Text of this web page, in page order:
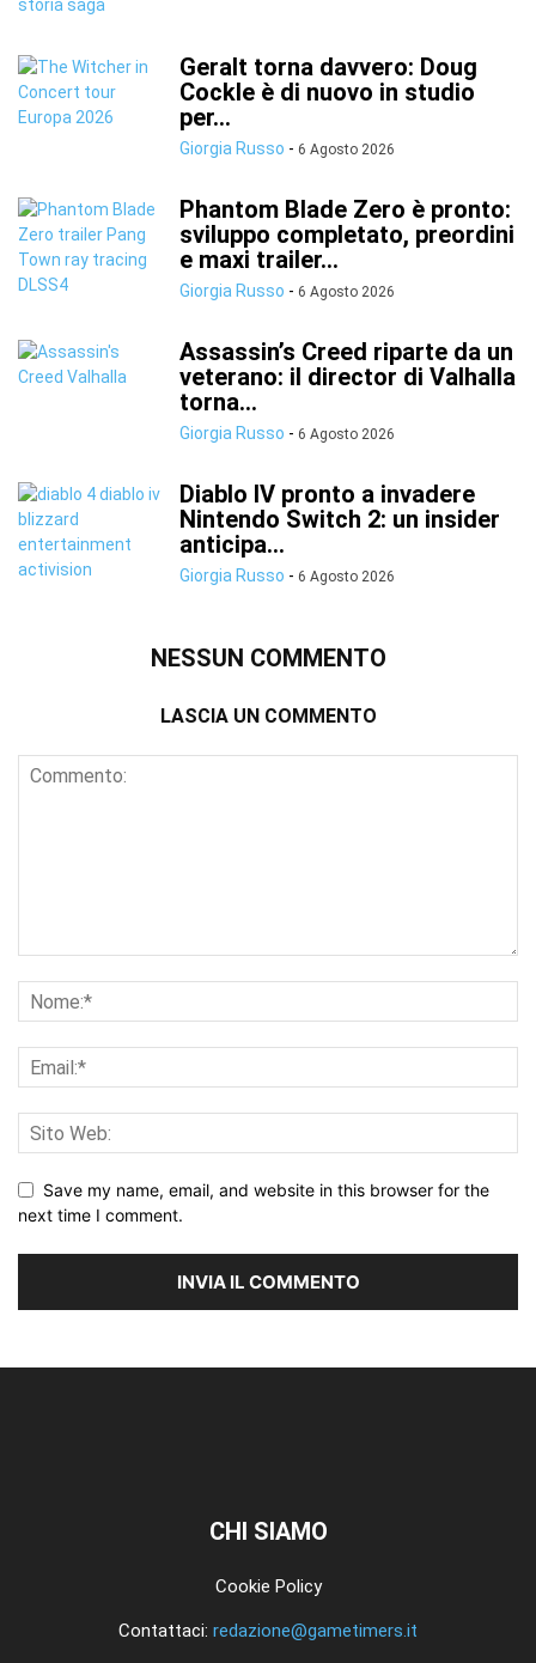
Geralt torna davvero: Doug
Cockle è di nuovo in studio
per...
Giorgia Russo - 6 Agosto 2026
Phantom Blade Zero è pronto:
sviluppo completato, preordini
e maxi trailer...
Giorgia Russo - 6 Agosto 2026
Assassin’s Creed riparte da un
veterano: il director di Valhalla
torna...
Giorgia Russo - 6 Agosto 2026
Diablo IV pronto a invadere
Nintendo Switch 2: un insider
anticipa...
Giorgia Russo - 6 Agosto 2026
NESSUN COMMENTO
LASCIA UN COMMENTO
Save my name, email, and website in this browser for the
next time I comment.
CHI SIAMO
Cookie Policy
Contattaci: redazione@gametimers.it